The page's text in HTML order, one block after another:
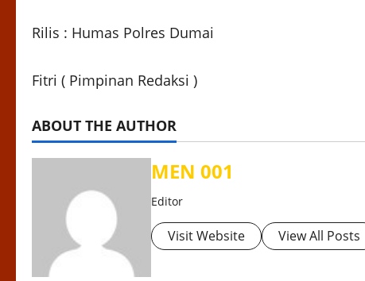
Rilis : Humas Polres Dumai
Fitri ( Pimpinan Redaksi )
ABOUT THE AUTHOR
MEN 001
Editor
Visit Website View All Posts